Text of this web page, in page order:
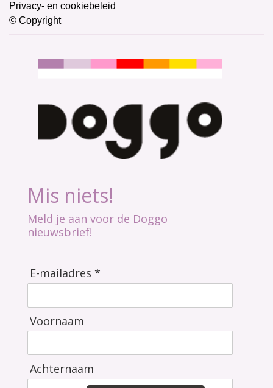
Privacy- en cookiebeleid
© Copyright
Mis niets!
Meld je aan voor de Doggo
nieuwsbrief!
E-mailadres *
Voornaam
Achternaam